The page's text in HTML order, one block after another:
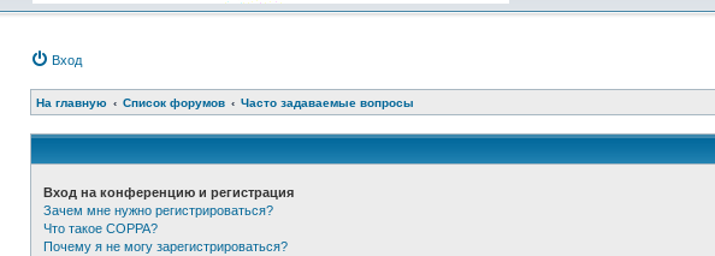
Вход
На главную Список форумов Часто задаваемые вопросы
Вход на конференцию и регистрация
Зачем мне нужно регистрироваться?
Что такое COPPA?
Почему я не могу зарегистрироваться?